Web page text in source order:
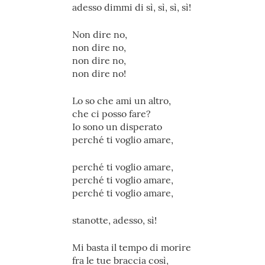
adesso dimmi di sì, sì, sì, sì!
Non dire no,
non dire no,
non dire no,
non dire no!
Lo so che ami un altro,
che ci posso fare?
Io sono un disperato
perché ti voglio amare,
perché ti voglio amare,
perché ti voglio amare,
perché ti voglio amare,
stanotte, adesso, sì!
Mi basta il tempo di morire
fra le tue braccia così,